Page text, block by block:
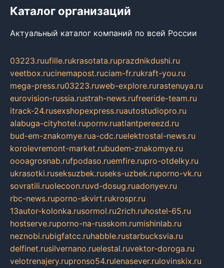
Каталог организаций
Актуальный каталог компаний по всей России
03223.ruufille.rukrasotata.ruprazdnikdushi.ru
veetbox.rucinemapost.ruciam-fr.rukraft-you.ru
mega-press.ru03223.ruweb-explore.rurastenuya.ru
eurovision-russia.rustrah-news.rufreeride-team.ru
itrack-24.rusexshopexpress.ruautostudiopro.ru
alabuga-cityhotel.rupornv.ruatlantpereezd.ru
bud-em-znakomye.rua-cdc.ruelektrostal-news.ru
korolevremont-market.rubudem-znakomye.ru
oooagrosnab.rufpodaso.ruemfire.rupro-otdelky.ru
ukrasotki.ruseksuzbek.ruseks-uzbek.ruporno-vk.ru
sovratili.ruolecoon.ruvd-dosug.ruadonyev.ru
rbc-news.ruporno-skvirt.rukrospr.ru
13autor-kolonka.rusormol.ru2rich.ruhostel-65.ru
hostserve.ruporno-na-russkom.rumishinlab.ru
neznobi.rubigfatcc.ruhabble.rustarbucksvia.ru
delfinet.rusilvernano.ruelestal.ruvektor-doroga.ru
velotrenajery.rupronso54.rulenasever.rulovinskix.ru